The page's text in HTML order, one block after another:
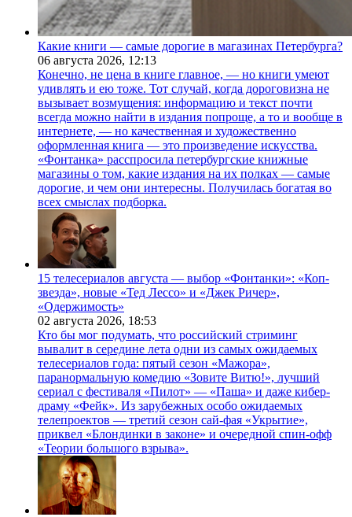
Какие книги — самые дорогие в магазинах Петербурга?
06 августа 2026, 12:13
Конечно, не цена в книге главное, — но книги умеют
удивлять и ею тоже. Тот случай, когда дороговизна не
вызывает возмущения: информацию и текст почти
всегда можно найти в издания попроще, а то и вообще в
интернете, — но качественная и художественно
оформленная книга — это произведение искусства.
«Фонтанка» расспросила петербургские книжные
магазины о том, какие издания на их полках — самые
дорогие, и чем они интересны. Получилась богатая во
всех смыслах подборка.
15 телесериалов августа — выбор «Фонтанки»: «Коп-
звезда», новые «Тед Лессо» и «Джек Ричер»,
«Одержимость»
02 августа 2026, 18:53
Кто бы мог подумать, что российский стриминг
вывалит в середине лета одни из самых ожидаемых
телесериалов года: пятый сезон «Мажора»,
паранормальную комедию «Зовите Витю!», лучший
сериал с фестиваля «Пилот» — «Паша» и даже кибер-
драму «Фейк». Из зарубежных особо ожидаемых
телепроектов — третий сезон сай-фая «Укрытие»,
приквел «Блондинки в законе» и очередной спин-офф
«Теории большого взрыва».